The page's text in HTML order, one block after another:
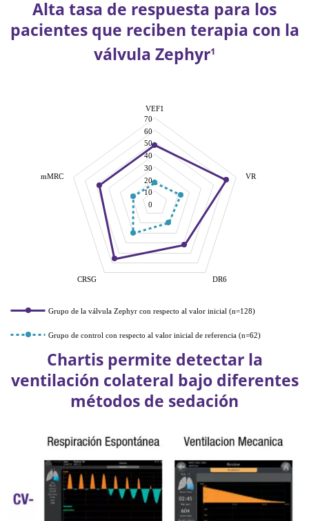
Alta tasa de respuesta para los
pacientes que reciben terapia con la
válvula Zephyr1
VEF1
VR
DR6
CRSG
mMRC
0
10
20
30
40
50
60
70
Grupo de la válvula Zephyr con respecto al valor inicial (n=128)
Grupo de control con respecto al valor inicial de referencia (n=62)
Chartis permite detectar la
ventilación colateral bajo diferentes
métodos de sedación